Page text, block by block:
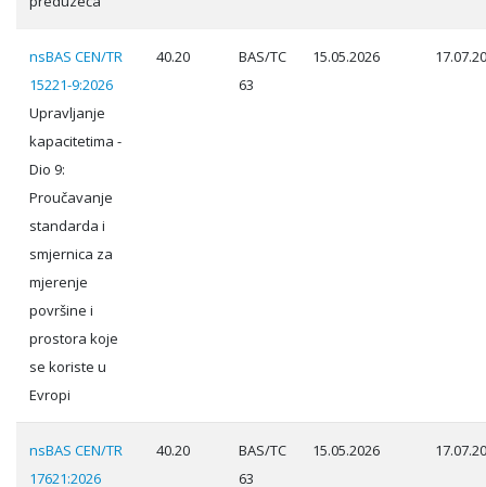
nsBAS CEN/TR
15221-9:2026
Upravljanje
kapacitetima -
Dio 9:
Proučavanje
standarda i
smjernica za
mjerenje
površine i
prostora koje
se koriste u
Evropi
40.20
BAS/TC
63
15.05.2026
nsBAS CEN/TR
17621:2026
40.20
BAS/TC
63
15.05.2026